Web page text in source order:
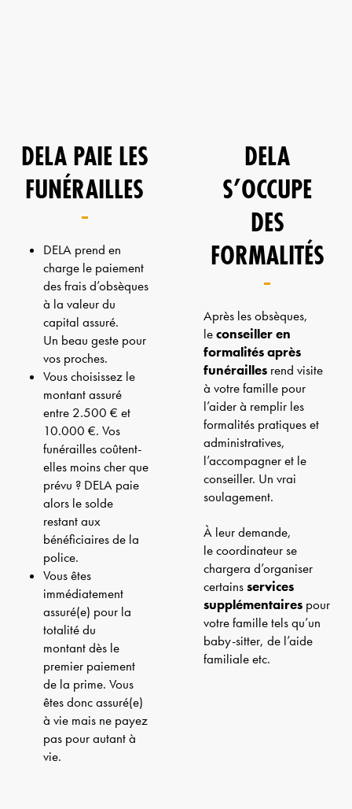
DELA PAIE LES
FUNÉRAILLES
DELA prend en
charge le paiement
des frais d’obsèques
à la valeur du
capital assuré.
Un beau geste pour
vos proches.
Vous choisissez le
montant assuré
entre 2.500 € et
10.000 €. Vos
funérailles coûtent-
elles moins cher que
prévu ? DELA paie
alors le solde
restant aux
bénéficiaires de la
police.
Vous êtes
immédiatement
assuré(e) pour la
totalité du
montant dès le
premier paiement
de la prime. Vous
êtes donc assuré(e)
à vie mais ne payez
pas pour autant à
vie.
DELA
S’OCCUPE
DES
FORMALITÉS
Après les obsèques,
leconseiller en
formalités après
funéraillesrend visite
à votre famille pour
l’aider à remplir les
formalités pratiques et
administratives,
l’accompagner et le
conseiller. Un vrai
soulagement.
À leur demande,
le coordinateur se
chargera d’organiser
certainsservices
supplémentairespour
votre famille tels qu’un
baby-sitter, de l’aide
familiale etc.